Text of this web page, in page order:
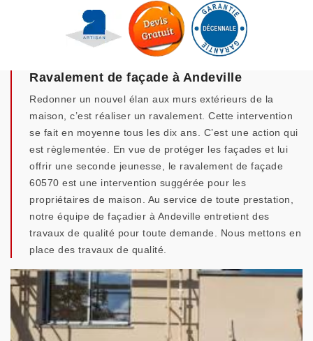
Ravalement de façade à Andeville
Redonner un nouvel élan aux murs extérieurs de la
maison, c’est réaliser un ravalement. Cette intervention
se fait en moyenne tous les dix ans. C’est une action qui
est règlementée. En vue de protéger les façades et lui
offrir une seconde jeunesse, le ravalement de façade
60570 est une intervention suggérée pour les
propriétaires de maison. Au service de toute prestation,
notre équipe de façadier à Andeville entretient des
travaux de qualité pour toute demande. Nous mettons en
place des travaux de qualité.